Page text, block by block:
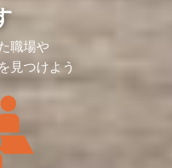
媒体運営企業ご担
オンボーディン
各種業務改善
じて、上記以外の
いただけます。
職場や
見つけよう